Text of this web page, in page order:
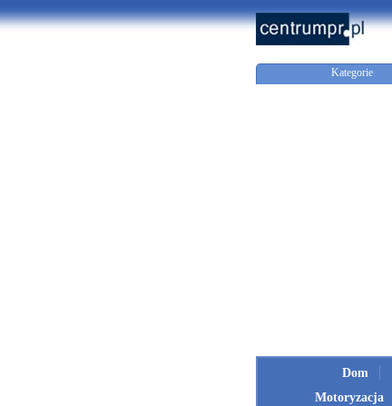
Kategorie
Dom
Motoryzacja